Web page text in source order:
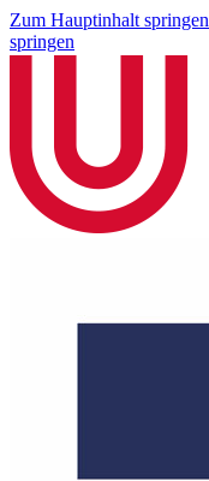
Zum Hauptinhalt springen
springen